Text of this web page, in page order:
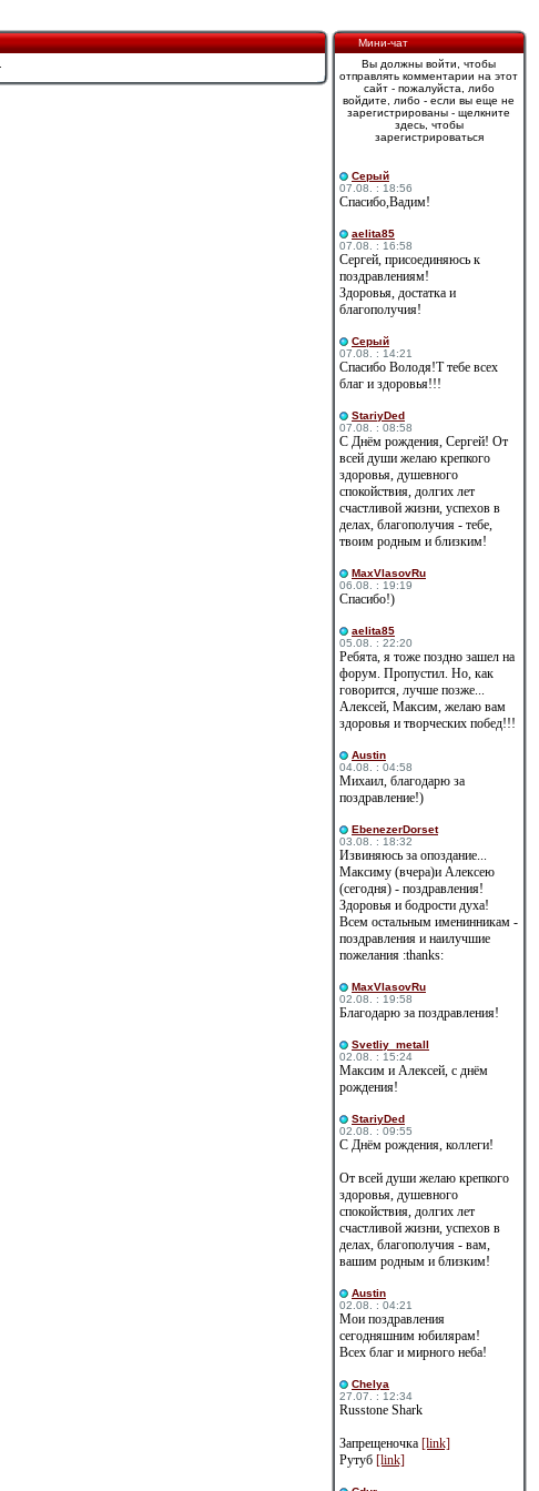
Мини-чат
Вы должны войти, чтобы
отправлять комментарии на этот
сайт - пожалуйста, либо
войдите, либо - если вы еще не
зарегистрированы - щелкните
здесь, чтобы
зарегистрироваться
Cерый
07.08. : 18:56
Спасибо,Вадим!
aelita85
07.08. : 16:58
Сергей, присоединяюсь к
поздравлениям!
Здоровья, достатка и
благополучия!
Cерый
07.08. : 14:21
Спасибо Володя!Т тебе всех
благ и здоровья!!!
StariyDed
07.08. : 08:58
С Днём рождения, Сергей! От
всей души желаю крепкого
здоровья, душевного
спокойствия, долгих лет
счастливой жизни, успехов в
делах, благополучия - тебе,
твоим родным и близким!
MaxVlasovRu
06.08. : 19:19
Спасибо!)
aelita85
05.08. : 22:20
Ребята, я тоже поздно зашел на
форум. Пропустил. Но, как
говорится, лучше позже...
Алексей, Максим, желаю вам
здоровья и творческих побед!!!
Austin
04.08. : 04:58
Михаил, благодарю за
поздравление!)
EbenezerDorset
03.08. : 18:32
Извиняюсь за опоздание...
Максиму (вчера)и Алексею
(сегодня) - поздравления!
Здоровья и бодрости духа!
Всем остальным именинникам -
поздравления и наилучшие
пожелания :thanks:
MaxVlasovRu
02.08. : 19:58
Благодарю за поздравления!
Svetliy_metall
02.08. : 15:24
Максим и Алексей, с днём
рождения!
StariyDed
02.08. : 09:55
С Днём рождения, коллеги!
От всей души желаю крепкого
здоровья, душевного
спокойствия, долгих лет
счастливой жизни, успехов в
делах, благополучия - вам,
вашим родным и близким!
Austin
02.08. : 04:21
Мои поздравления
сегодняшним юбилярам!
Всех благ и мирного неба!
Сhelya
27.07. : 12:34
Russtone Shark
Запрещеночка [link]
Рутуб [link]